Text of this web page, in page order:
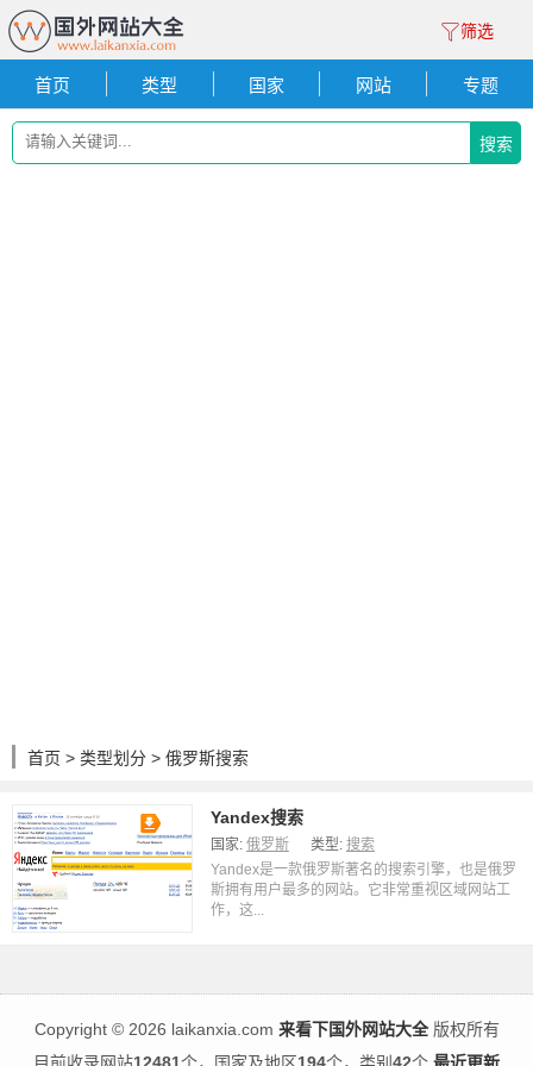
筛选
首页 类型 国家 网站 专题
搜索
首页 > 类型划分 > 俄罗斯搜索
Yandex搜索
国家: 俄罗斯 类型: 搜索
Yandex是一款俄罗斯著名的搜索引擎，也是俄罗
斯拥有用户最多的网站。它非常重视区域网站工
作，这...
Copyright ©2026 laikanxia.com 来看下国外网站大全版权所有